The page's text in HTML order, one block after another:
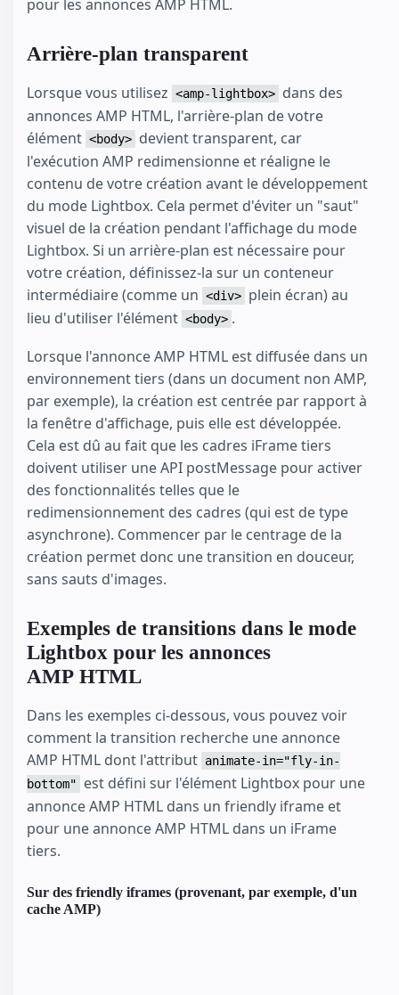
pour les annonces AMP HTML.
Arrière-plan transparent
Lorsque vous utilisez <amp-lightbox> dans des
annonces AMP HTML, l'arrière-plan de votre
élément <body> devient transparent, car
l'exécution AMP redimensionne et réaligne le
contenu de votre création avant le développement
du mode Lightbox. Cela permet d'éviter un "saut"
visuel de la création pendant l'affichage du mode
Lightbox. Si un arrière-plan est nécessaire pour
votre création, définissez-la sur un conteneur
intermédiaire (comme un <div> plein écran) au
lieu d'utiliser l'élément <body> .
Lorsque l'annonce AMP HTML est diffusée dans un
environnement tiers (dans un document non AMP,
par exemple), la création est centrée par rapport à
la fenêtre d'affichage, puis elle est développée.
Cela est dû au fait que les cadres iFrame tiers
doivent utiliser une API postMessage pour activer
des fonctionnalités telles que le
redimensionnement des cadres (qui est de type
asynchrone). Commencer par le centrage de la
création permet donc une transition en douceur,
sans sauts d'images.
Exemples de transitions dans le mode
Lightbox pour les annonces
AMP HTML
Dans les exemples ci-dessous, vous pouvez voir
comment la transition recherche une annonce
AMP HTML dont l'attribut animate-in="fly-in-
bottom"
est défini sur l'élément Lightbox pour une
annonce AMP HTML dans un friendly iframe et
pour une annonce AMP HTML dans un iFrame
tiers.
Sur des friendly iframes (provenant, par exemple, d'un
cache AMP)